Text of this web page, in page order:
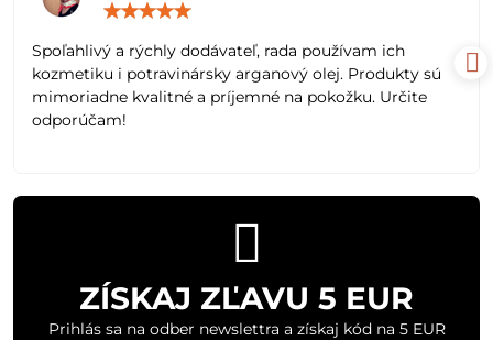
5
Spoľahlivý a rýchly dodávateľ, rada používam ich
kozmetiku i potravinársky arganový olej. Produkty sú
mimoriadne kvalitné a príjemné na pokožku. Určite
odporúčam!
ZÍSKAJ ZĽAVU 5 EUR
Prihlás sa na odber newslettra a získaj kód na 5 EUR